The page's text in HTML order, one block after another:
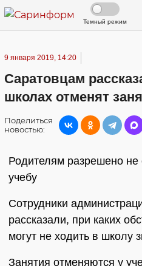
Темный режим
9 января 2019, 14:20
Саратовцам
школах отменят
Поделиться
новостью:
Родителям разрешено не
учебу
Сотрудники
рассказали, при каких
могут не ходить в школу
Занятия отменяются у